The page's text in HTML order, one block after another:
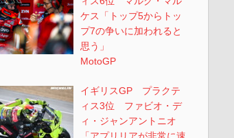
ケス「トップ5からトッ
プ7の争いに加われると
思う」
MotoGP
イギリスGP プラクテ
ィス3位 ファビオ・デ
ィ・ジャンアントニオ